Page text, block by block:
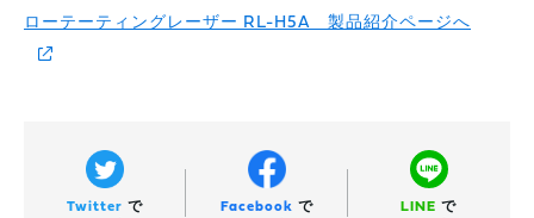
ローテーティングレーザー RL-H5A 製品紹介ページへ
Twitter で
Facebook で
LINE で